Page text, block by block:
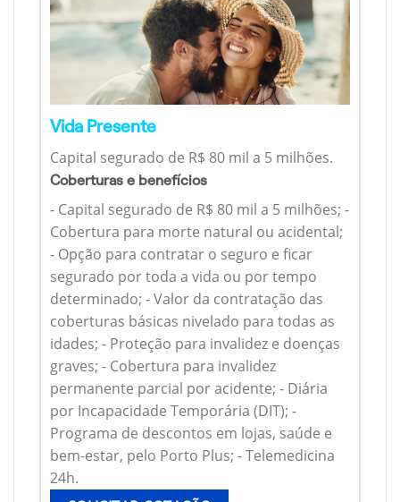
Vida Presente
Capital segurado de R$ 80 mil a 5 milhões.
Coberturas e benefícios
- Capital segurado de R$ 80 mil a 5 milhões; -
Cobertura para morte natural ou acidental;
- Opção para contratar o seguro e ficar
segurado por toda a vida ou por tempo
determinado; - Valor da contratação das
coberturas básicas nivelado para todas as
idades; - Proteção para invalidez e doenças
graves; - Cobertura para invalidez
permanente parcial por acidente; - Diária
por Incapacidade Temporária (DIT); -
Programa de descontos em lojas, saúde e
bem-estar, pelo Porto Plus; - Telemedicina
24h.